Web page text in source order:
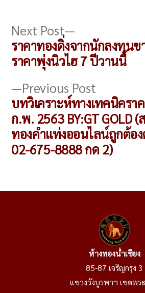
แนะแนว
เรื่อง
Previous Post
post:
บทวิเคราะห์ทางเทคนิครา
ก.พ. 2563 BY:GT GOLD (
ทองคำแท่งออนไลน์ถูกต้อ
02-675-8888 กด 2)
Next Post
post:
ราคาทองดิ่งจากนักลงทุนข
ราคาพุ่งนิวไฮ 7 ปีวานนี้
ห้างทองน่ำเชียง
85-87 เจริญกรุง 3
แขวงวังบูรพาฯ เขตพร